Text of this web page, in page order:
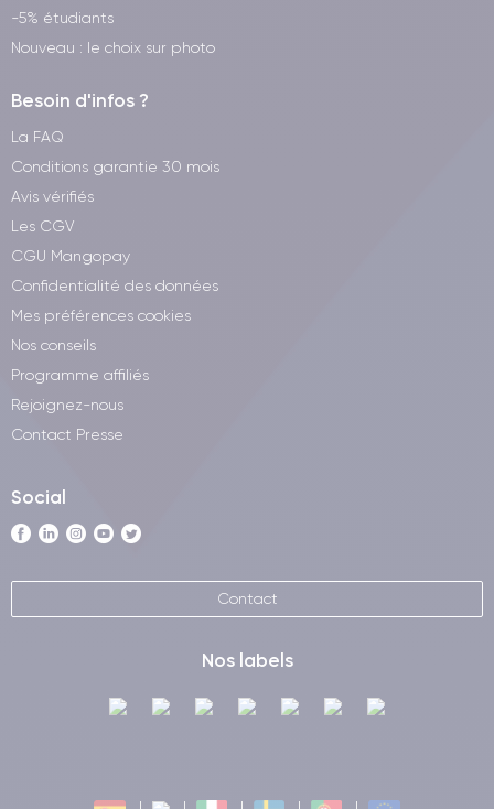
-5% étudiants
Nouveau : le choix sur photo
Besoin d'infos ?
La FAQ
Conditions garantie 30 mois
Avis vérifiés
Les CGV
CGU Mangopay
Confidentialité des données
Mes préférences cookies
Nos conseils
Programme affiliés
Rejoignez-nous
Contact Presse
Social
Contact
Nos labels